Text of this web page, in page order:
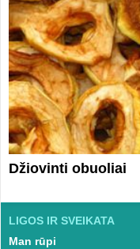
Džiovinti obuoliai
LIGOS IR SVEIKATA
Man rūpi